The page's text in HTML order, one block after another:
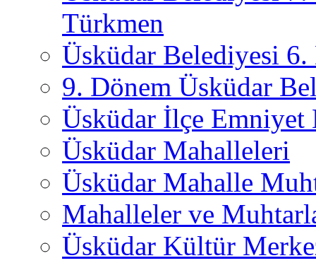
Türkmen
Üsküdar Belediyesi 6.
9. Dönem Üsküdar
Üsküdar İlçe
Üsküdar Mahalleleri
Üsküdar Mahalle
Mahalleler ve
Üsküdar Kültür